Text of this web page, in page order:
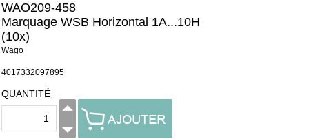
WAO209-458
Marquage WSB Horizontal 1A...10H
(10x)
Wago
4017332097895
QUANTITÉ